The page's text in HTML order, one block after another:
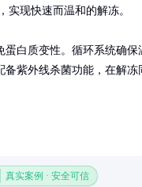
现快速而温和的解冻。
白质变性。循环系统确保
紫外线杀菌功能，在解冻
真实案例 · 安全可信